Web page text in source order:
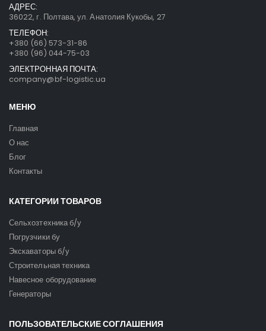
АДРЕС:
36022, г. Полтава, ул. Анатолия Кукобы, 27
ТЕЛЕФОН:
+380 (66) 573-31-86
+380 (96) 044-75-03
ЭЛЕКТРОННАЯ ПОЧТА:
company@bf-logistic.ua
МЕНЮ
Главная
О нас
Блог
Контакты
КАТЕГОРИИ ТОВАРОВ
Сельхозтехника б/у
Погрузчики бу
Экскаваторы б/у
Строительная техника
Навесное оборудование
Генераторы
ПОЛЬЗОВАТЕЛЬСКИЕ СОГЛАШЕНИЯ